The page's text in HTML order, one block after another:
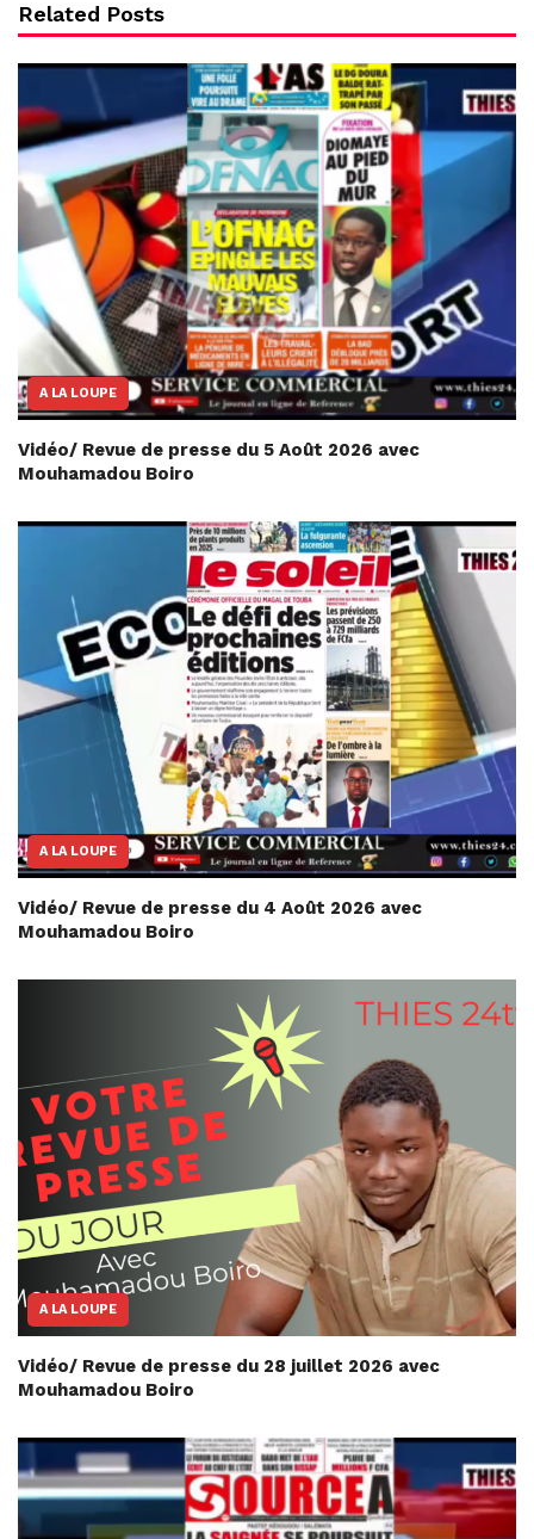
Related Posts
A LA LOUPE
Vidéo/ Revue de presse du 5 Août 2026 avec
Mouhamadou Boiro
A LA LOUPE
Vidéo/ Revue de presse du 4 Août 2026 avec
Mouhamadou Boiro
A LA LOUPE
Vidéo/ Revue de presse du 28 juillet 2026 avec
Mouhamadou Boiro